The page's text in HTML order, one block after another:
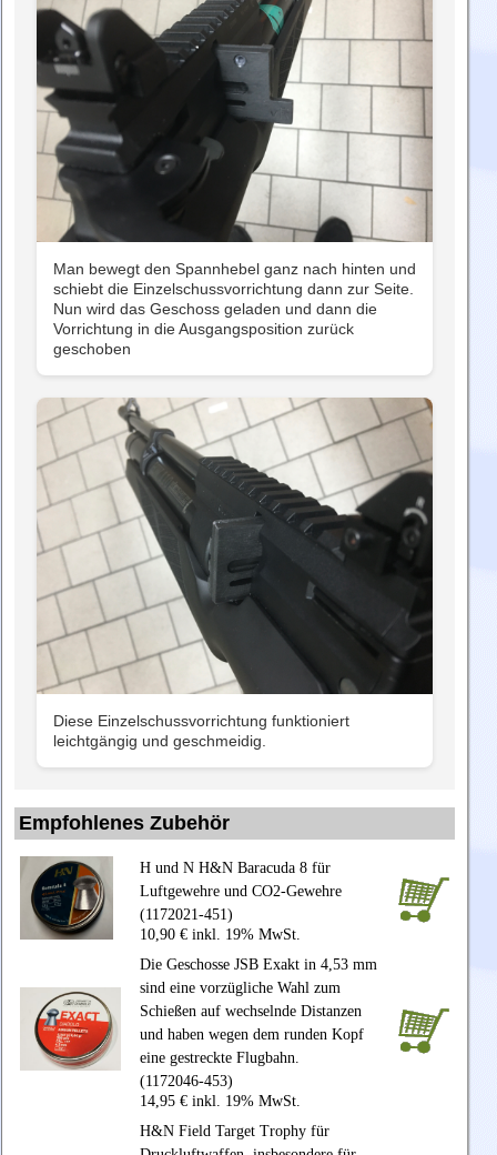
Man bewegt den Spannhebel ganz nach hinten und
schiebt die Einzelschussvorrichtung dann zur Seite.
Nun wird das Geschoss geladen und dann die
Vorrichtung in die Ausgangsposition zurück
geschoben
Diese Einzelschussvorrichtung funktioniert
leichtgängig und geschmeidig.
Empfohlenes Zubehör
H und N H&N Baracuda 8 für
Luftgewehre und CO2-Gewehre
(1172021-451)
10,90 € inkl. 19% MwSt.
Die Geschosse JSB Exakt in 4,53 mm
sind eine vorzügliche Wahl zum
Schießen auf wechselnde Distanzen
und haben wegen dem runden Kopf
eine gestreckte Flugbahn.
(1172046-453)
14,95 € inkl. 19% MwSt.
H&N Field Target Trophy für